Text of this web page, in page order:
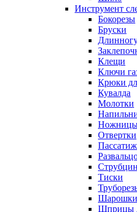
Инструмент
Бокорезы
Бруски
Клещи
Ключи
Крюки
Кувалда
Молотки
Отвертки
Тиски
Шприцы